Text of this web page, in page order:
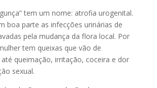
tem um nome: atrofia urogenital.
boa parte as infecções urinárias de
pela mudança da flora local. Por
tem queixas que vão de
queimação, irritação, coceira e dor
sexual.